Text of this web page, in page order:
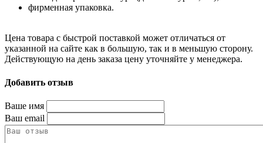
фирменная упаковка.
Цена товара с быстрой поставкой может отличаться от
указанной на сайте как в большую, так и в меньшую сторону.
Действующую на день заказа цену уточняйте у менеджера.
Добавить отзыв
Ваше имя
Ваш email